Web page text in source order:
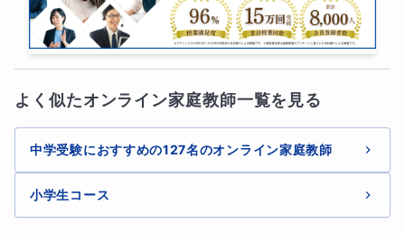
学受験生の理科と算数をメインに担当してきました。
その為、予習シリーズや演習問題集、組み分けテスト対策
す。
また、中学受験も関東から関西まで、数多くの生徒様を担
当し、実際に第一志望合格を導いてきました。(合格実績
はプロフィールの合格実績欄をご確認ください)
よく似たオンライン家庭教師一覧を見る
中学受験におすすめの127名のオンライン家庭教師
小学生コース